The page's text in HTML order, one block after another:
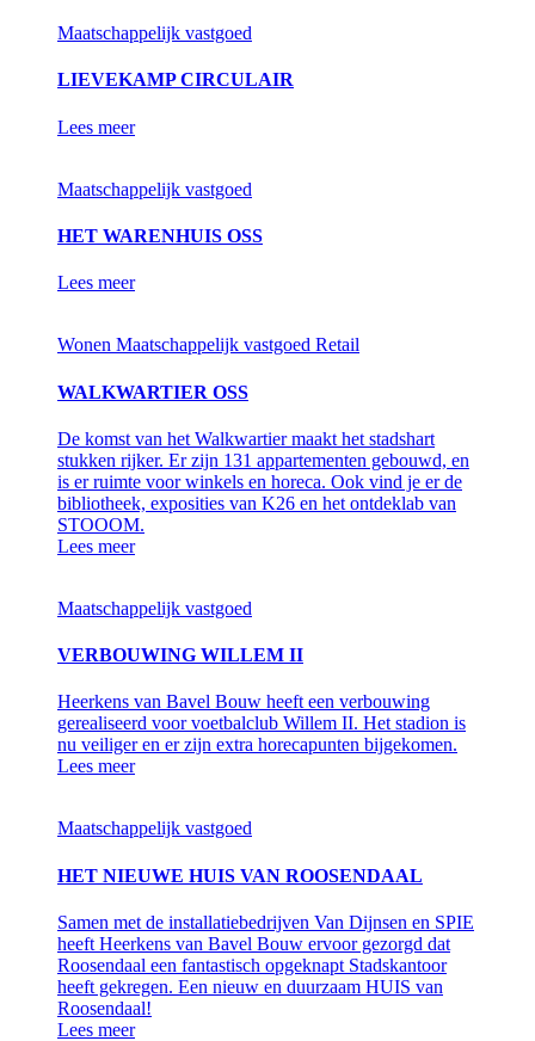
Maatschappelijk vastgoed
LIEVEKAMP CIRCULAIR
Lees meer
Maatschappelijk vastgoed
HET WARENHUIS OSS
Lees meer
Wonen Maatschappelijk vastgoed Retail
WALKWARTIER OSS
De komst van het Walkwartier maakt het stadshart
stukken rijker. Er zijn 131 appartementen gebouwd, en
is er ruimte voor winkels en horeca. Ook vind je er de
bibliotheek, exposities van K26 en het ontdeklab van
STOOOM.
Lees meer
Maatschappelijk vastgoed
VERBOUWING WILLEM II
Heerkens van Bavel Bouw heeft een verbouwing
gerealiseerd voor voetbalclub Willem II. Het stadion is
nu veiliger en er zijn extra horecapunten bijgekomen.
Lees meer
Maatschappelijk vastgoed
HET NIEUWE HUIS VAN ROOSENDAAL
Samen met de installatiebedrijven Van Dijnsen en SPIE
heeft Heerkens van Bavel Bouw ervoor gezorgd dat
Roosendaal een fantastisch opgeknapt Stadskantoor
heeft gekregen. Een nieuw en duurzaam HUIS van
Roosendaal!
Lees meer